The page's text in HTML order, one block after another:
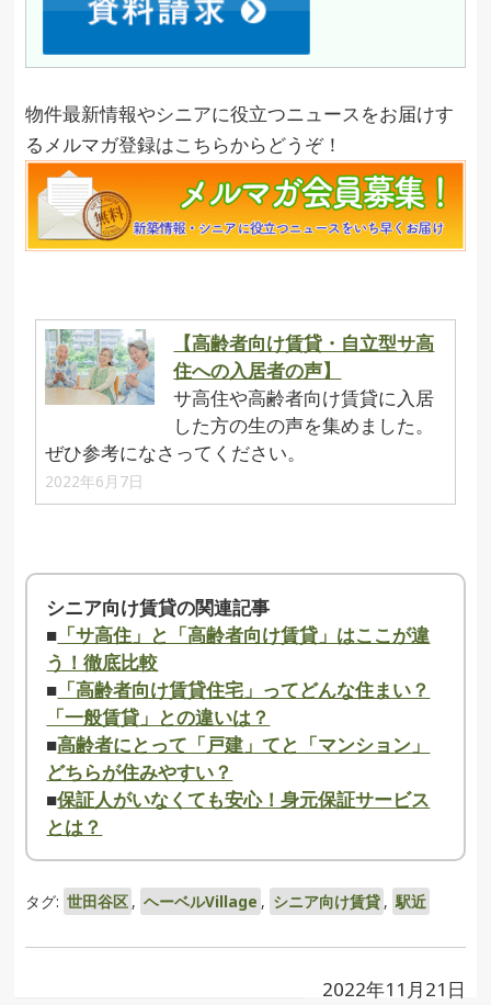
物件最新情報やシニアに役立つニュースをお届けす
るメルマガ登録はこちらからどうぞ！
【高齢者向け賃貸・自立型サ高
住への入居者の声】
サ高住や高齢者向け賃貸に入居
した方の生の声を集めました。
ぜひ参考になさってください。
2022年6月7日
シニア向け賃貸の関連記事
■ 「サ高住」と「高齢者向け賃貸」はここが違
う！徹底比較
■ 「高齢者向け賃貸住宅」ってどんな住まい？
「一般賃貸」との違いは？
■高齢者にとって「戸建」てと「マンション」
どちらが住みやすい？
■保証人がいなくても安心！身元保証サービス
とは？
タグ: 世田谷区 , ヘーベルVillage , シニア向け賃貸 , 駅近
2022年11月21日